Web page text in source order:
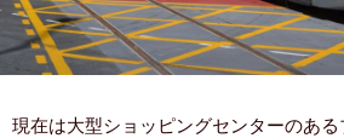
現在は大型ショッピングセンターのある